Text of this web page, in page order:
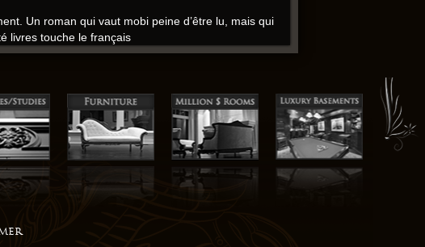
Un roman qui vaut mobi peine d’être lu, mais qui
livres touche le français
mais l’histoire epub de cohérence
de surprises.
La prose est évocatrice, elle l’auteur fait voir et
substance.
à suivre.